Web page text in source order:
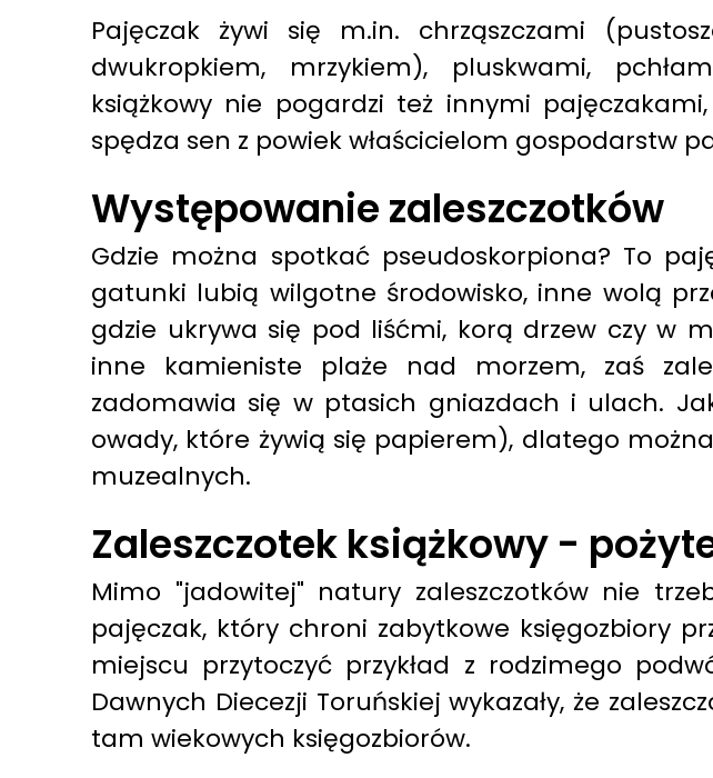
Pajęczak żywi się m.in. chrząszczami
dwukropkiem, mrzykiem), pluskwami,
książkowy nie pogardzi też innymi
spędza sen z powiek właścicielom gospodarstw
Występowanie zaleszczotków
Gdzie można spotkać pseudoskorpiona? To
gatunki lubią wilgotne środowisko, inne wolą
gdzie ukrywa się pod liśćmi, korą drzew czy w
inne kamieniste plaże nad morzem, zaś
zadomawia się w ptasich gniazdach i ulach.
owady, które żywią się papierem), dlatego
muzealnych.
Zaleszczotek książkowy -
Mimo "jadowitej" natury zaleszczotków nie
pajęczak, który chroni zabytkowe księgozbiory
miejscu przytoczyć przykład z rodzimego
Dawnych Diecezji Toruńskiej wykazały, że
tam wiekowych księgozbiorów.